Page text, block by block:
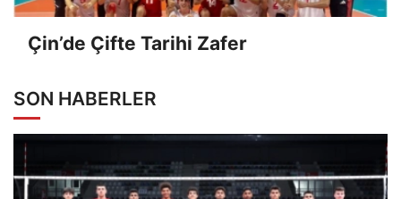
Çin’de Çifte Tarihi Zafer
SON HABERLER